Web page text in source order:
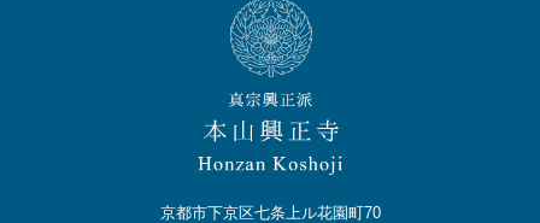
京都市下京区七条上ル花園町70